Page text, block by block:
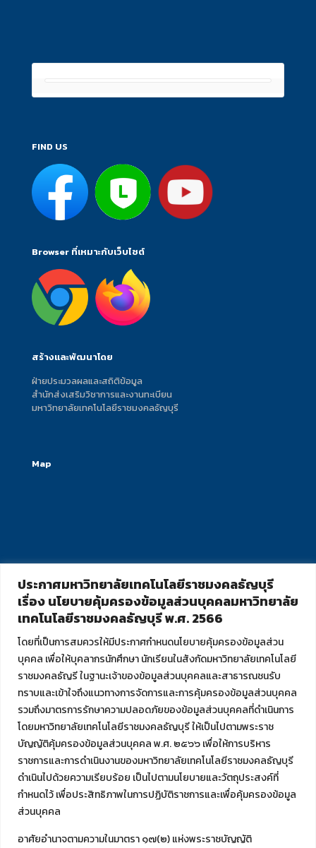
ประกาศมหาวิทยาลัยเทคโนโลยีราชมงคลธัญบุรี
เรื่อง นโยบายคุ้มครองข้อมูลส่วนบุคคลมหาวิทยาลัย
เทคโนโลยีราชมงคลธัญบุรี พ.ศ. 2566
โดยที่เป็นการสมควรให้มีประกาศกำหนดนโยบายคุ้มครองข้อมูลส่วน
บุคคล เพื่อให้บุคลากรนักศึกษา นักเรียนในสังกัดมหาวิทยาลัยเทคโนโลยี
ราชมงคลธัญรี ในฐานะเจ้าของข้อมูลส่วนบุคคลและสาธารณชนรับ
ทราบและเข้าใจถึงแนวทางการจัดการและการคุ้มครองข้อมูลส่วนบุคคล
รวมถึงมาตรการรักษาความปลอดภัยของข้อมูลส่วนบุคคลที่ดำเนินการ
โดยมหาวิทยาลัยเทคโนโลยีราชมงคลธัญบุรี ให้เป็นไปตามพระราช
บัญญัติคุ้มครองข้อมูลส่วนบุคคล พ.ศ. ๒๕๖๖ เพื่อให้การบริหาร
ราชการและการดำเนินงานของมหาวิทยาลัยเทคโนโลยีราชมงคลธัญบุรี
ดำเนินไปด้วยความเรียบร้อย เป็นไปตามนโยบายและวัตถุประสงค์ที่
กำหนดไว้ เพื่อประสิทธิภาพในการปฏิบัติราชการและเพื่อคุ้มครองข้อมูล
ส่วนบุคคล
อาศัยอำนาจตามความในมาตรา ๑๗(๒) แห่งพระราชบัญญัติ
FIND US
Browser ที่เหมาะกับเว็บไซต์
สร้างและพัฒนาโดย
ฝ่ายประมวลผลและสถิติข้อมูล
สำนักส่งเสริมวิชาการและงานทะเบียน
มหาวิทยาลัยเทคโนโลยีราชมงคลธัญบุรี
Map